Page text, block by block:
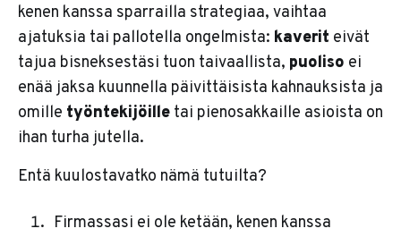
kenen kanssa sparrailla strategiaa, vaihtaa
ajatuksia tai pallotella ongelmista: kaverit eivät
tajua bisneksestäsi tuon taivaallista, puoliso ei
enää jaksa kuunnella päivittäisista kahnauksista ja
omille työntekijöille tai pienosakkaille asioista on
ihan turha jutella.
Entä kuulostavatko nämä tutuilta?
Firmassasi ei ole ketään, kenen kanssa